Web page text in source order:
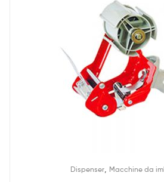
Dispenser Macchine da